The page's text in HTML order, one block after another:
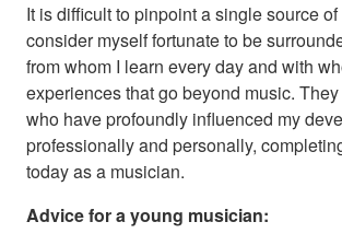
It is difficult to pinpoint a single source
consider myself fortunate to be
from whom I learn every day and with
experiences that go beyond music.
who have profoundly influenced my
professionally and personally,
today as a musician.
Advice for a young musician: